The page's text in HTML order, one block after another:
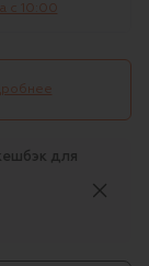
c 10:00
для